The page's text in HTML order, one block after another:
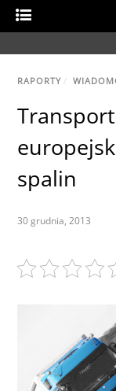
RAPORTY /
spalin
30 grudnia, 2013